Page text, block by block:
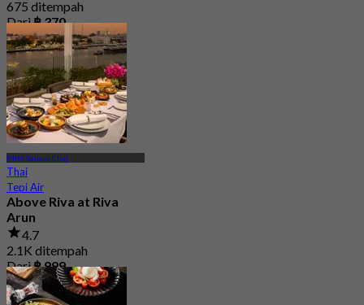
675 ditempah
Dari฿ 370
MRT Sanam Chai
Thai
Tepi Air
Above Riva at Riva
Arun
4.7
2.1K ditempah
Dari฿ 999